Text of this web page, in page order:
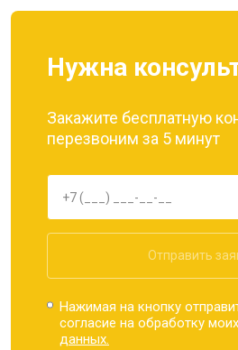
Нужна
Закажите бесплатную
перезвоним за 5 минут
Отправить
Нажимая на кнопку
согласие на обработку
данных.